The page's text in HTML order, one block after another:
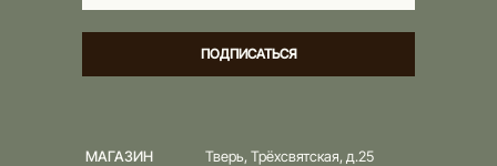
Тверь, Трёхсвятская, д.25
МАГАЗИН
ПОДПИСАТЬСЯ